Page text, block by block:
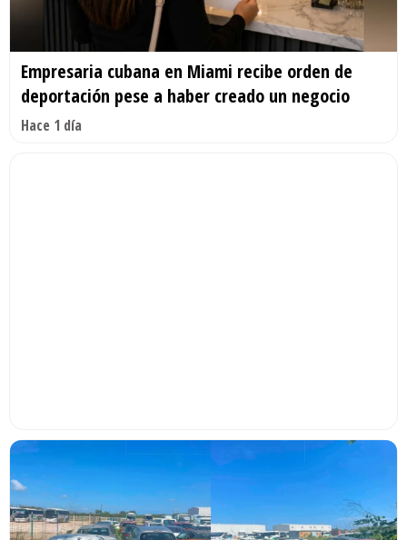
Empresaria cubana en Miami recibe orden de
deportación pese a haber creado un negocio
Hace 1 día